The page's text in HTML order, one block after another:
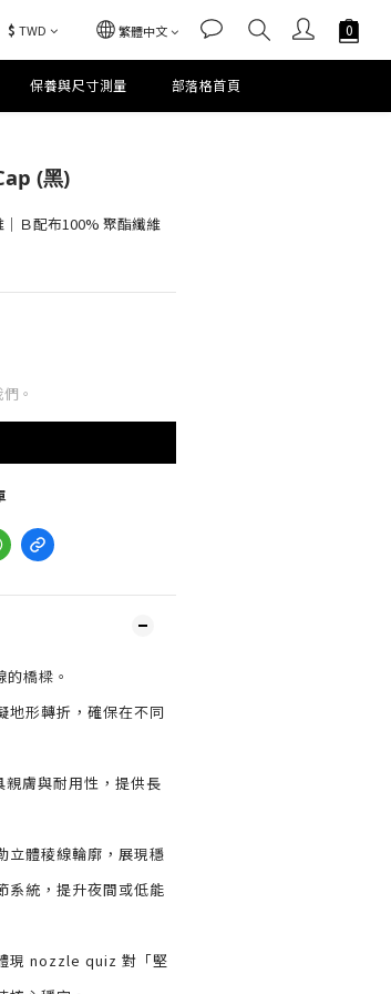
$ TWD 繁體中文
保養與尺寸測量 部落格首頁
(黑)
Ｂ配布100% 聚酯纖維
。
橋樑。
地形轉折，確保在不同
膚與耐用性，提供長
立體稜線輪廓，展現穩
系統，提升夜間或低能
現 nozzle quiz 對「堅